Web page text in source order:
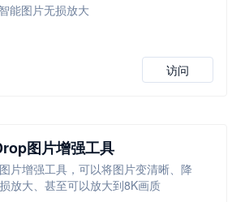
能图片无损放大
访问
图片增强工具
片增强工具，可以将图片变清晰、降
放大、甚至可以放大到8K画质